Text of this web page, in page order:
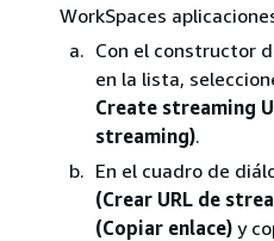
WorkSpaces
Con el constructor
en la lista,
Create streaming
streaming).
En el cuadro de
(Crear URL de
(Copiar enlace) y